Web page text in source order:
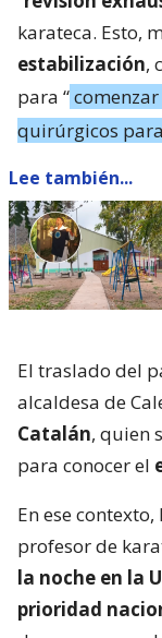
karateca. Esto,
estabilización,
para “
quirúrgicos
Lee también...
El traslado del
alcaldesa de
Catalán, quien
para conocer el
En ese
profesor de
la noche en la
prioridad